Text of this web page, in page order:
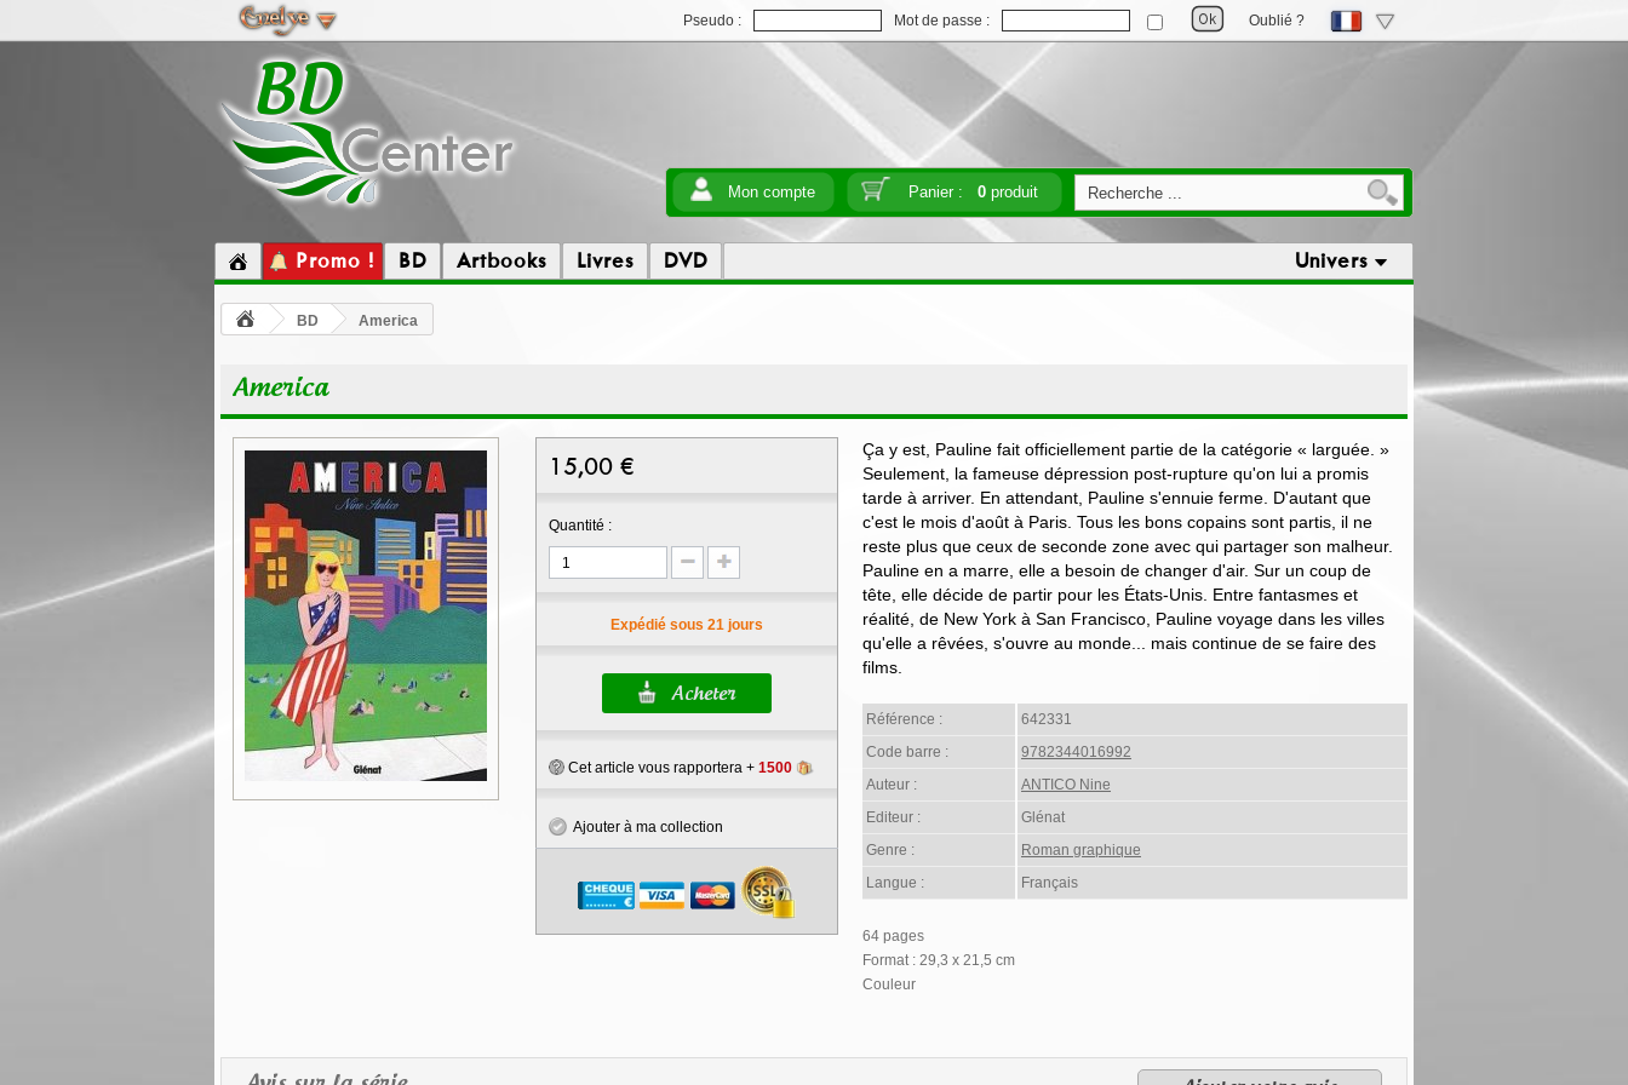
Pseudo : Mot de passe : Oublié ?
Mon compte Panier : 0produit
Promo ! BD Artbooks Livres DVD Univers
BD America
America
15,00 €
Quantité :
Expédié sous 21 jours
Cet article vous rapportera + 1500
Ajouter à ma collection
Ça y est, Pauline fait officiellement partie de la catégorie « larguée. »
Seulement, la fameuse dépression post-rupture qu'on lui a promis
tarde à arriver. En attendant, Pauline s'ennuie ferme. D'autant que
c'est le mois d'août à Paris. Tous les bons copains sont partis, il ne
reste plus que ceux de seconde zone avec qui partager son malheur.
Pauline en a marre, elle a besoin de changer d'air. Sur un coup de
tête, elle décide de partir pour les États-Unis. Entre fantasmes et
réalité, de New York à San Francisco, Pauline voyage dans les villes
qu'elle a rêvées, s'ouvre au monde... mais continue de se faire des
films.
Référence :
642331
Code barre :
9782344016992
Auteur :
ANTICO Nine
Editeur :
Glénat
Genre :
Roman graphique
Langue :
Français
64 pages
Format : 29,3 x 21,5 cm
Couleur